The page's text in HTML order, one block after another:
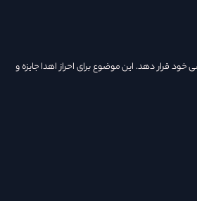
قرار دهد. این موضوع برای احراز اهدا جایزه و